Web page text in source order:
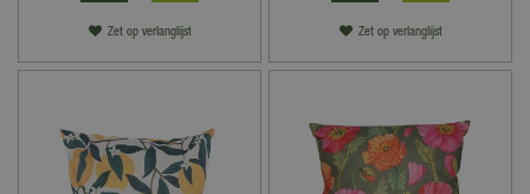
Zet op verlanglijst Zet op verlanglijst